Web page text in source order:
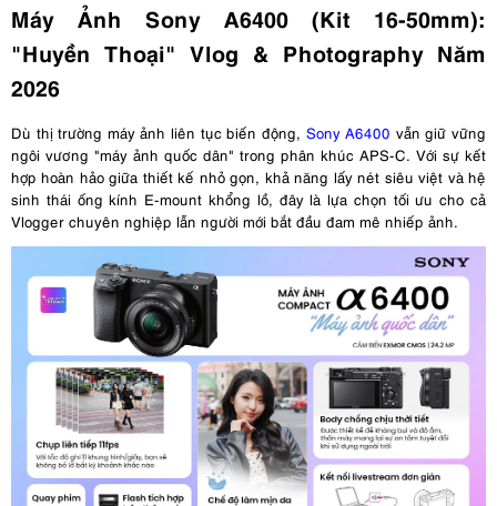
Máy Ảnh Sony A6400 (Kit 16-50mm):
"Huyền Thoại" Vlog & Photography Năm
2026
Dù thị trường máy ảnh liên tục biến động, Sony A6400 vẫn giữ vững
ngôi vương "máy ảnh quốc dân" trong phân khúc APS-C. Với sự kết
hợp hoàn hảo giữa thiết kế nhỏ gọn, khả năng lấy nét siêu việt và hệ
sinh thái ống kính E-mount khổng lồ, đây là lựa chọn tối ưu cho cả
Vlogger chuyên nghiệp lẫn người mới bắt đầu đam mê nhiếp ảnh.